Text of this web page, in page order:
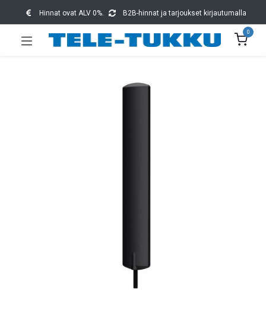
Hinnat ovat ALV 0%. B2B-hinnat ja tarjoukset kirjautumalla
0